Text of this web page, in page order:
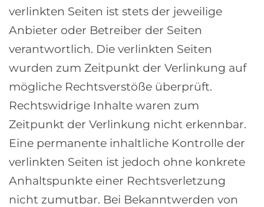
verlinkten Seiten ist stets der jeweilige
Anbieter oder Betreiber der Seiten
verantwortlich. Die verlinkten Seiten
wurden zum Zeitpunkt der Verlinkung auf
mögliche Rechtsverstöße überprüft.
Rechtswidrige Inhalte waren zum
Zeitpunkt der Verlinkung nicht erkennbar.
Eine permanente inhaltliche Kontrolle der
verlinkten Seiten ist jedoch ohne konkrete
Anhaltspunkte einer Rechtsverletzung
nicht zumutbar. Bei Bekanntwerden von